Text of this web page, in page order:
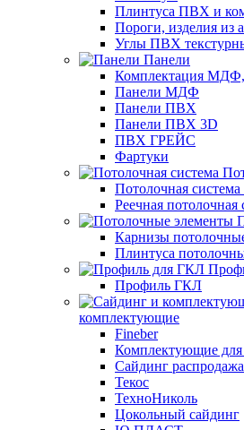
Плинтуса ПВХ и
Пороги, изделия из
Углы ПВХ
Панели
Комплектация
Панели МДФ
Панели ПВХ
Панели ПВХ 3D
ПВХ ГРЕЙС
Фартуки
Потолочная
Реечная потолочная
Карнизы
Плинтуса
Профиль ГКЛ
комплектующие
Fineber
Комплектующие для
Сайдинг распродажа
Текос
ТехноНиколь
Цокольный сайдинг